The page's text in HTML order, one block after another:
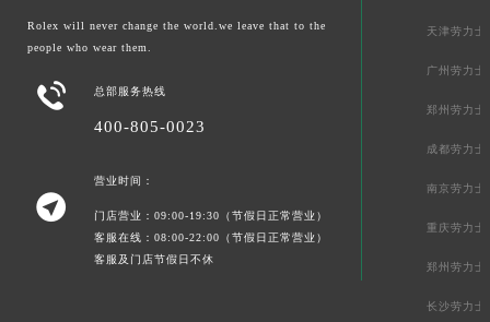
Rolex will never change the world.we leave that to the
people who wear them.
 总部服务热线
400-805-0023

营业时间：
门店营业：09:00-19:30（节假日正常营业）
客服在线：08:00-22:00（节假日正常营业）
客服及门店节假日不休
天津劳力
广州劳力
郑州劳力士
成都劳力
南京劳力士
重庆劳力士
郑州劳力士
长沙劳力士